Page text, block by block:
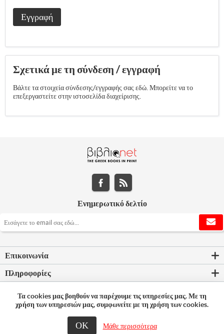
Εγγραφή
Σχετικά με τη σύνδεση / εγγραφή
Βάλτε τα στοιχεία σύνδεσης/εγγραφής σας εδώ. Μπορείτε να το
επεξεργαστείτε στην ιστοσελίδα διαχείρισης.
Ενημερωτικό δελτίο
Επικοινωνία
Πληροφορίες
Ο λογαριασμός μου
© 2026 Bookleader
Τα cookies μας βοηθούν να παρέχουμε τις υπηρεσίες μας. Με τη
χρήση των υπηρεσιών μας, συμφωνείτε με τη χρήση των cookies.
ΟΚ Μάθε περισσότερα